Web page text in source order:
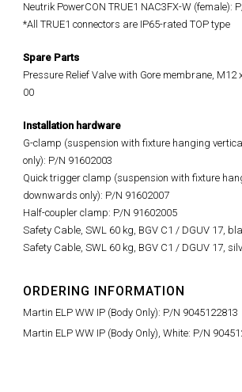
Neutrik PowerCON TRUE1 NAC3FX-W (female):
*All TRUE1 connectors are IP65-rated TOP type
Spare Parts
Pressure Relief Valve with Gore membrane, M12
00
Installation hardware
G-clamp (suspension with fixture hanging
only): P/N 91602003
Quick trigger clamp (suspension with fixture
downwards only): P/N 91602007
Half-coupler clamp: P/N 91602005
Safety Cable, SWL 60 kg, BGV C1 / DGUV 17,
Safety Cable, SWL 60 kg, BGV C1 / DGUV 17,
ORDERING INFORMATION
Martin ELP WW IP (Body Only): P/N 9045122813
Martin ELP WW IP (Body Only), White: P/N